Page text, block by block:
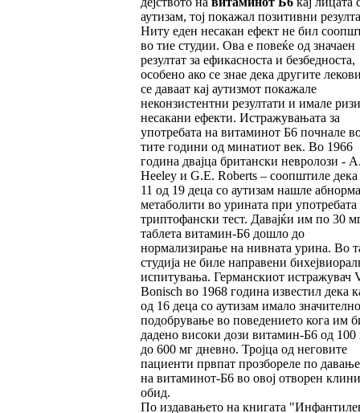
аутизам, тој покажал позитивни
Ниту еден несакан ефект не бил
во тие студии. Ова е повеќе од значаен
резултат за ефикасноста и безбедноста,
особено ако се знае дека другите
се даваат кај аутизмот покажале
неконзистентни резултати и имале
несакани ефекти. Истражувањата за
употребата на витаминот Б6 почнале
тите години од минатиот век. Во 1966
година двајца британски невролози -
Heeley и G.E. Roberts – соопштиле дека
11 од 19 деца со аутизам нашле
метаболити во урината при употребата
триптофански тест. Давајќи им по 30
таблета витамин-Б6 дошло до
нормализирање на нивната урина. Во
студија не биле направени
испитувања. Германскиот истражувач
Bonisch во 1968 година известил дека
од 16 деца со аутизам имало значително
подобрување во поведението кога им
дадено високи дози витамин-Б6 од 100
до 600 мг дневно. Тројца од неговите
пациенти првпат прозбореле по
на витаминот-Б6 во овој отворен
обид.
По издавањето на книгата